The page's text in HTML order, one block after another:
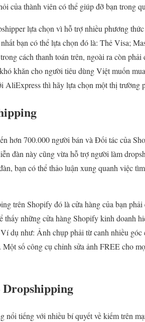
của thành viên có thể giúp đỡ bạn trong
lựa chọn vì hỗ trợ nhiều phương
bạn có thể lựa chọn đó là: Thẻ Visa;
cách thanh toán trên, ngoài ra còn
khăn cho người tiêu dùng Việt muốn
AliExpress thì hãy lựa chọn một thị trường
hơn 700.000 người bán và Đối tác của
đàn này cũng vừa hỗ trợ người làm
bạn có thể thảo luận xung quanh việc
trên Shopify đó là cửa hàng của bạn
thấy những cửa hàng Shopify kinh doanh
dụ như: Ảnh chụp phải từ canh nhiều
số công cụ chỉnh sửa ảnh FREE cho
nổi tiếng với nhiều bí quyết về kiếm trên